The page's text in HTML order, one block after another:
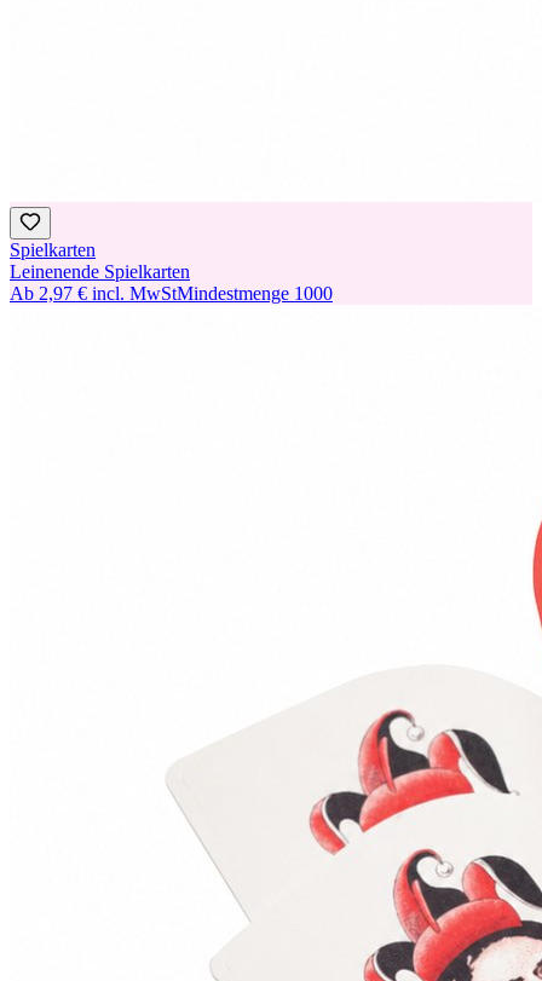
Spielkarten
Leinenende Spielkarten
Ab 2,97 € incl. MwStMindestmenge 1000